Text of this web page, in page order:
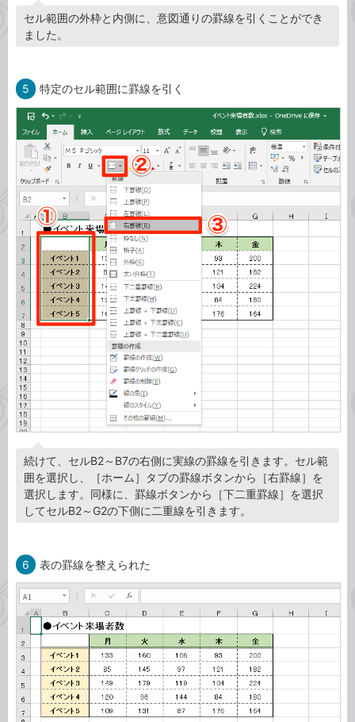
セル範囲の外枠と内側に、意図通りの罫線を引くことができ
ました。
5 特定のセル範囲に罫線を引く
続けて、セルB2～B7の右側に実線の罫線を引きます。セル範
囲を選択し、［ホーム］タブの罫線ボタンから［右罫線］を
選択します。同様に、罫線ボタンから［下二重罫線］を選択
してセルB2～G2の下側に二重線を引きます。
6 表の罫線を整えられた